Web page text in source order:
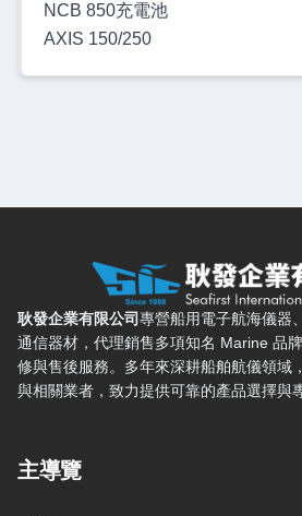
NCB 850充電池
AXIS 150/250
耿發企業有限公司 — 網站概要、主
耿發企業有限公司專營船用電子航海儀器
通信器材，代理銷售多項知名 Marine 品
修與售後服務。多年來深耕船舶航儀領域
與相關業者，致力提供可靠的產品選擇與
主導覽